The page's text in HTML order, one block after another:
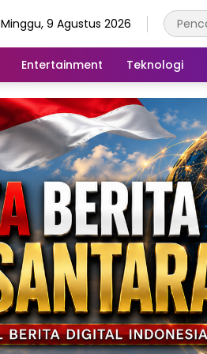
Minggu, 9 Agustus 2026
Entertainment Teknologi